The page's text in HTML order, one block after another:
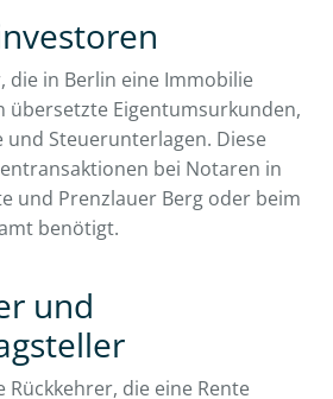
die in Berlin eine Immobilie
übersetzte Eigentumsurkunden,
Steuerunterlagen. Diese
bei Notaren in
und Prenzlauer Berg oder beim
benötigt.
und
Rückkehrer, die eine Rente